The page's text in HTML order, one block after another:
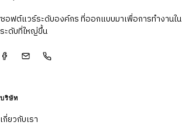
ซอฟต์แวร์ระดับองค์กร ที่ออกแบบมาเพื่อการทำงานใน
ระดับที่ใหญ่ขึ้น
บริษัท
เกี่ยวกับเรา